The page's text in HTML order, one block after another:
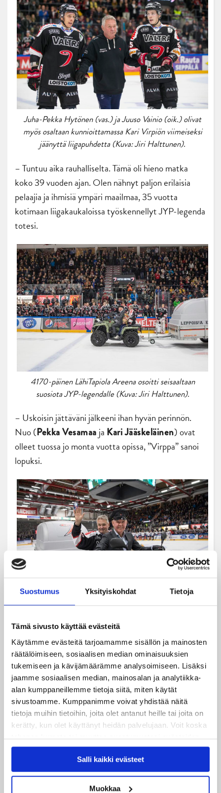
Suostumus Yksityiskohdat Tietoja
Tämä sivusto käyttää evästeitä
Käytämme evästeitä tarjoamamme sisällön ja mainosten
räätälöimiseen, sosiaalisen median ominaisuuksien
tukemiseen ja kävijämäärämme analysoimiseen. Lisäksi
jaamme sosiaalisen median, mainosalan ja analytiikka-
alan kumppaneillemme tietoja siitä, miten käytät
sivustoamme. Kumppanimme voivat yhdistää näitä
tietoja muihin tietoihin, joita olet antanut heille tai joita on
kerätty, kun olet käyttänyt heidän palvelujaan. Voit koska
tahansa kumota tai muuttaa suostumustasi evästeiden
käytöstäEvästeet-sivultamme.
Salli kaikki evästeet
Muokkaa
Juha-Pekka Hytönen (vas.) ja Juuso Vainio (oik.) olivat
myös osaltaan kunnioittamassa Kari Virpiön viimeiseksi
jäänyttä liigapuhdetta (Kuva: Jiri Halttunen).
– Tuntuu aika rauhalliselta. Tämä oli hieno matka
koko 39 vuoden ajan. Olen nähnyt paljon erilaisia
pelaajia ja ihmisiä ympäri maailmaa, 35 vuotta
kotimaan liigakaukaloissa työskennellyt JYP-legenda
totesi.
4170-päinen LähiTapiola Areena osoitti seisaaltaan
suosiota JYP-legendalle (Kuva: Jiri Halttunen).
– Uskoisin jättäväni jälkeeni ihan hyvän perinnön.
Nuo (Pekka Vesamaa ja Kari Jääskeläinen) ovat
olleet tuossa jo monta vuotta opissa, ”Virppa” sanoi
lopuksi.
jatkoon! (Kuva: Jiri Halttunen).
JYP päättää kiekkoviikkonsa lauantaina Porissa, jossa
asettuu vastaan perjantaina Lahden Pelicansin 6-2-
lukemin kellistänyt Ässät.
Antti Hokkanen